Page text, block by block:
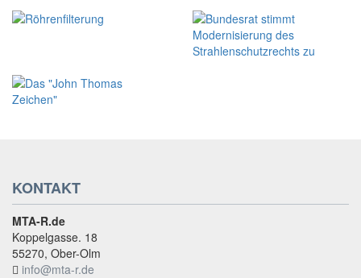
KONTAKT
MTA-R.de
Koppelgasse. 18
55270, Ober-Olm
info@mta-r.de